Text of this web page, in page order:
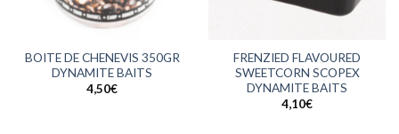
BOITE DE CHENEVIS 350GR
DYNAMITE BAITS
4,50€
FRENZIED FLAVOURED
SWEETCORN SCOPEX
DYNAMITE BAITS
4,10€